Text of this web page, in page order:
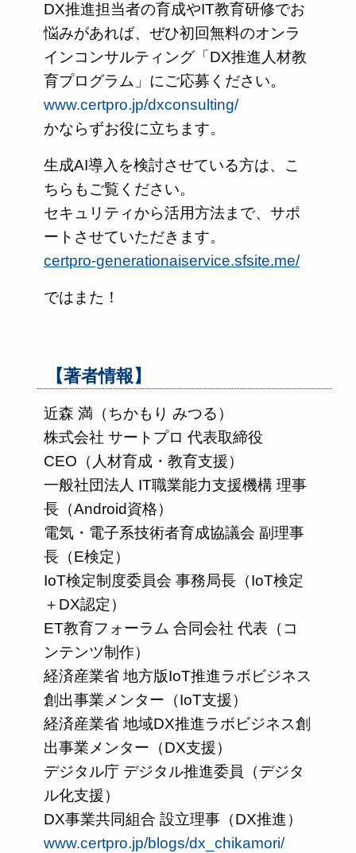
DX推進担当者の育成やIT教育研修でお
悩みがあれば、ぜひ初回無料のオンラ
インコンサルティング「DX推進人材教
育プログラム」にご応募ください。
www.certpro.jp/dxconsulting/
かならずお役に立ちます。
生成AI導入を検討させている方は、こ
ちらもご覧ください。
セキュリティから活用方法まで、サポ
ートさせていただきます。
certpro-generationaiservice.sfsite.me/
ではまた！
【著者情報】
近森 満（ちかもり みつる）
株式会社 サートプロ 代表取締役
CEO（人材育成・教育支援）
一般社団法人 IT職業能力支援機構 理事
長（Android資格）
電気・電子系技術者育成協議会 副理事
長（E検定）
IoT検定制度委員会 事務局長（IoT検定
＋DX認定）
ET教育フォーラム 合同会社 代表（コ
ンテンツ制作）
経済産業省 地方版IoT推進ラボビジネス
創出事業メンター（IoT支援）
経済産業省 地域DX推進ラボビジネス創
出事業メンター（DX支援）
デジタル庁 デジタル推進委員（デジタ
ル化支援）
DX事業共同組合 設立理事（DX推進）
www.certpro.jp/blogs/dx_chikamori/